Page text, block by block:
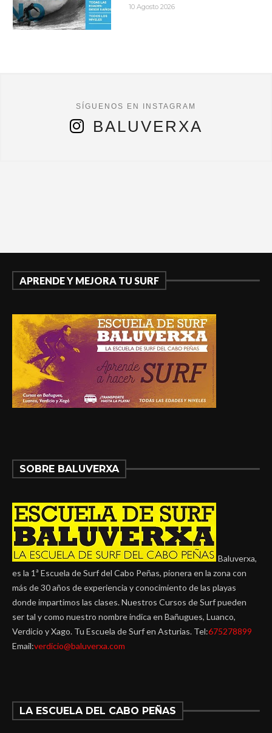
10 Agosto 2026
BALUVERXA
APRENDE Y MEJORA TU SURF
SOBRE BALUVERXA
Baluverxa,
es la 1ª Escuela de Surf del Cabo Peñas, pionera en la zona con
más de 30 años de experiencia y conocimiento de las playas
donde impartimos las clases. Nuestros Cursos de Surf pueden
ser tal y como nuestro nombre indica en Bañugues, Luanco,
Verdicio y Xago. Tu Escuela de Surf en Asturias. Tel:675278899
Email:verdicio@baluverxa.com
LA ESCUELA DEL CABO PEÑAS